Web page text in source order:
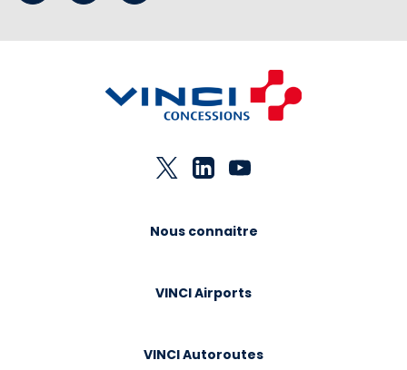
Nous connaitre
VINCI Airports
VINCI Autoroutes